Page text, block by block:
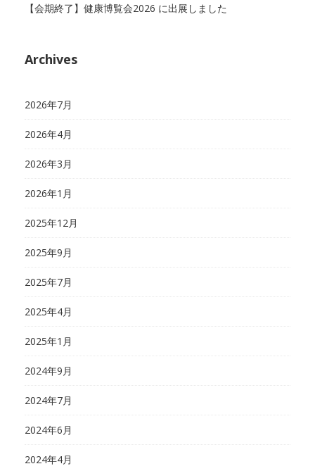
【会期終了】健康博覧会2026 に出展しました
Archives
2026年7月
2026年4月
2026年3月
2026年1月
2025年12月
2025年9月
2025年7月
2025年4月
2025年1月
2024年9月
2024年7月
2024年6月
2024年4月